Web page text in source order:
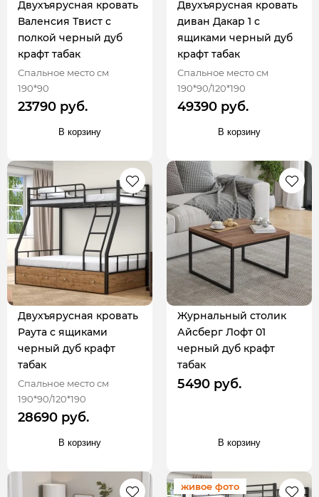
Двухъярусная кровать
Валенсия Твист с
полкой черный дуб
крафт табак
Спальное место см
190*90
23790 руб.
В корзину
Двухъярусная кровать
диван Дакар 1 с
ящиками черный дуб
крафт табак
Спальное место см
190*90/120*190
49390 руб.
В корзину
Двухъярусная кровать
Раута с ящиками
черный дуб крафт
табак
Спальное место см
190*90/120*190
28690 руб.
В корзину
Журнальный столик
Айсберг Лофт 01
черный дуб крафт
табак
5490 руб.
В корзину
живое фото